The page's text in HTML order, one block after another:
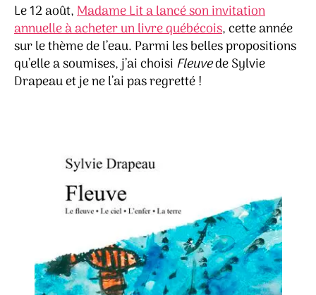
Le 12 août,Madame Lit a lancé son invitation
annuelle à acheter un livre québécois, cette année
sur le thème de l’eau. Parmi les belles propositions
qu’elle a soumises, j’ai choisi Fleuvede Sylvie
Drapeau et je ne l’ai pas regretté !